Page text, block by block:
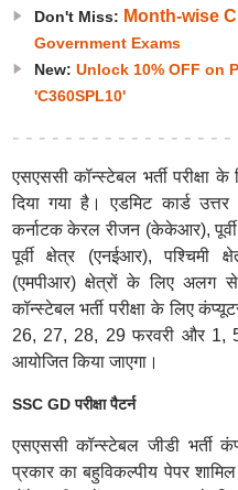
Don't Miss: Month-wise
Government Exams
New: Unlock 10% OFF on
'C360SPL10'
एसएससी कॉन्स्टेबल भर्ती परीक्षा
दिया गया है। एडमिट कार्ड
कर्नाटक केरल रीजन (केकेआर),
पूर्वी क्षेत्र (एनईआर), पश्चिमी
(एमपीआर) क्षेत्रों के लिए अलग से
कॉन्स्टेबल भर्ती परीक्षा के लिए
26, 27, 28, 29 फरवरी और 1,
आयोजित किया जाएगा।
SSC GD परीक्षा पैटर्न
एसएससी कॉन्स्टेबल जीडी भर्ती
प्रकार का बहुविकल्पीय पेपर